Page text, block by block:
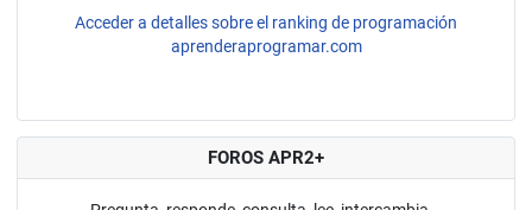
Acceder a detalles sobre el ranking de programación
aprenderaprogramar.com
FOROS APR2+